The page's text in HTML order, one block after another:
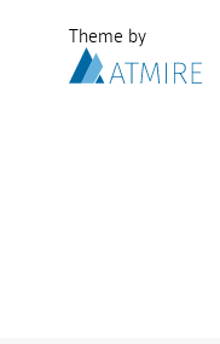
Theme by